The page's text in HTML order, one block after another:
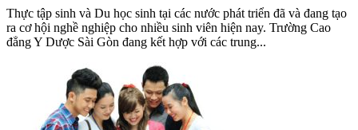
Thực tập sinh và Du học sinh tại các nước phát triển đã và đang tạo
ra cơ hội nghề nghiệp cho nhiều sinh viên hiện nay. Trường Cao
đẳng Y Dược Sài Gòn đang kết hợp với các trung...